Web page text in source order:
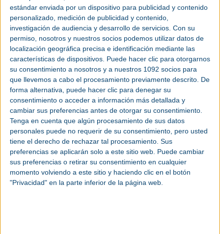
estándar enviada por un dispositivo para publicidad y contenido
personalizado, medición de publicidad y contenido,
investigación de audiencia y desarrollo de servicios. Con su
permiso, nosotros y nuestros socios podemos utilizar datos de
localización geográfica precisa e identificación mediante las
características de dispositivos. Puede hacer clic para otorgarnos
su consentimiento a nosotros y a nuestros 1092 socios para
que llevemos a cabo el procesamiento previamente descrito. De
forma alternativa, puede hacer clic para denegar su
consentimiento o acceder a información más detallada y
cambiar sus preferencias antes de otorgar su consentimiento.
Tenga en cuenta que algún procesamiento de sus datos
personales puede no requerir de su consentimiento, pero usted
tiene el derecho de rechazar tal procesamiento. Sus
preferencias se aplicarán solo a este sitio web. Puede cambiar
sus preferencias o retirar su consentimiento en cualquier
momento volviendo a este sitio y haciendo clic en el botón
"Privacidad" en la parte inferior de la página web.
hidrógeno verde utilizando los avanzados electrolizadores modulares PEM de
Ohmium, con la posibilidad de proporcionar a Cepsa hasta 300 MW de
capacidad de producción de hidrógeno verde.
Según el acuerdo, las dos empresas también colaborarán en iniciativas de
investigaciónydesarrollodel hidrógeno verde.
Carlos Barrasa, director de Commercial & Clean Energies de Cepsa, ha
asegurado: "En Cepsa tenemos muchos años de experiencia en la producción
y manipulación de fuentes de energía a través de moléculas. En la transición
al hidrógeno verde, esta experiencia nos da una ventaja competitiva. Nuestra
colaboración con Ohmium mejorará aún más la eficiencia del proceso de
producción de hidrógeno, clave para la competitividad en costes, gracias a la
innovadora tecnología de esta compañía”.
Arne Ballantine, CEO de Ohmium International, ha añadido: “Cepsa es líder en
la industria energética y cuenta con una gran visión de futuro. Su plan Positive
Motion, que plantea la transición hacia una economía más verde y sostenible
en la Península Ibérica, y que incluye el desarrollo de 2 GW de producción de
hidrógeno verde en España y Portugal para 2030, es prueba de ello. Con esta
colaboración estamos tomando medidas inmediatas y concretas para hacer
realidad ese objetivo”.
La inclusión de objetivos ambiciosos para la producción de hidrógeno verde
en el plan Positive Motion de Cepsa es reconocimiento explícito de que el
hidrógeno verde es una alternativa ideal para descarbonizar múltiples
industrias, incluyendo sectores complejos como el transporte pesado, la
aviación y el tráfico marítimo. Sustituir el hidrógeno “gris” por hidrógeno